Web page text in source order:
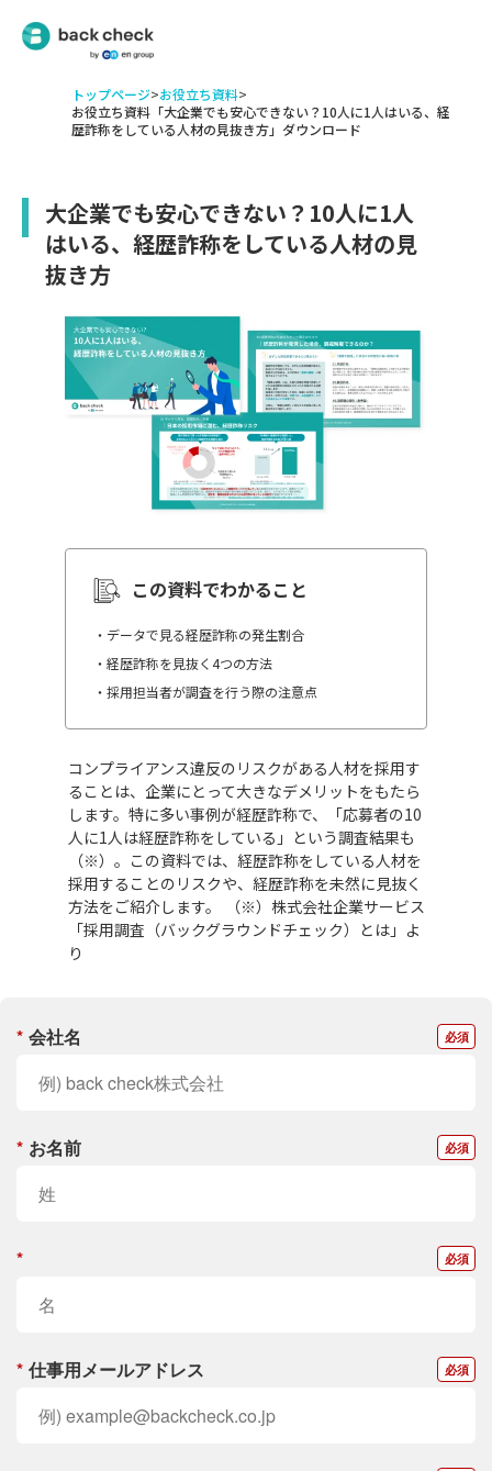
トップページ>お役立ち資料>
お役立ち資料「大企業でも安心できない？10人に1人はいる、経
歴詐称をしている人材の見抜き方」ダウンロード
大企業でも安心できない？10人に1人
はいる、経歴詐称をしている人材の見
抜き方
この資料でわかること
・データで見る経歴詐称の発生割合
・経歴詐称を見抜く4つの方法
・採用担当者が調査を行う際の注意点
コンプライアンス違反のリスクがある人材を採用す
ることは、企業にとって大きなデメリットをもたら
します。特に多い事例が経歴詐称で、「応募者の10
人に1人は経歴詐称をしている」という調査結果も
（※）。この資料では、経歴詐称をしている人材を
採用することのリスクや、経歴詐称を未然に見抜く
方法をご紹介します。 （※）株式会社企業サービス
「採用調査（バックグラウンドチェック）とは」よ
り
* 会社名
* お名前
*
* 仕事用メールアドレス